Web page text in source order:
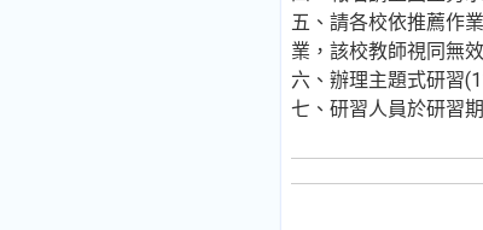
五、請各校依推薦作
業，該校教師視同無
六、辦理主題式研習
七、研習人員於研習